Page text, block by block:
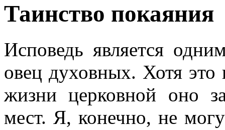
Таинство покаяния
Исповедь является
овец духовных. Хотя это
жизни церковной оно
мест. Я, конечно, не